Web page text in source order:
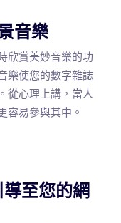
音樂
欣賞美妙音樂的功
樂使您的數字雜誌
從心理上講，當人
容易參與其中。
至您的網